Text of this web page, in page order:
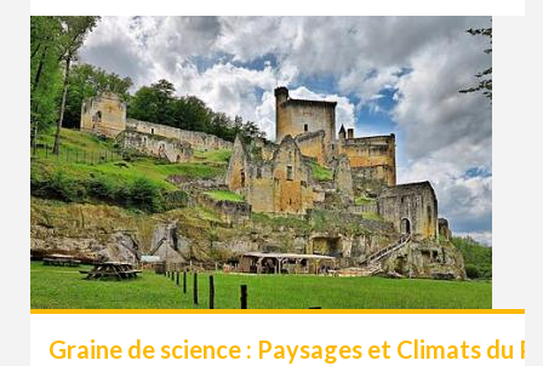
Graine de science : Paysages et Climats du